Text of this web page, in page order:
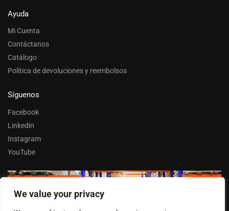
We value your privacy
Ayuda
Mi Cuenta
Contáctanos
Catálogo
Política de devoluciones y reembolsos
Síguenos
Facebook
Linkedin
Instagram
YouTube
Trabaja con nosotros